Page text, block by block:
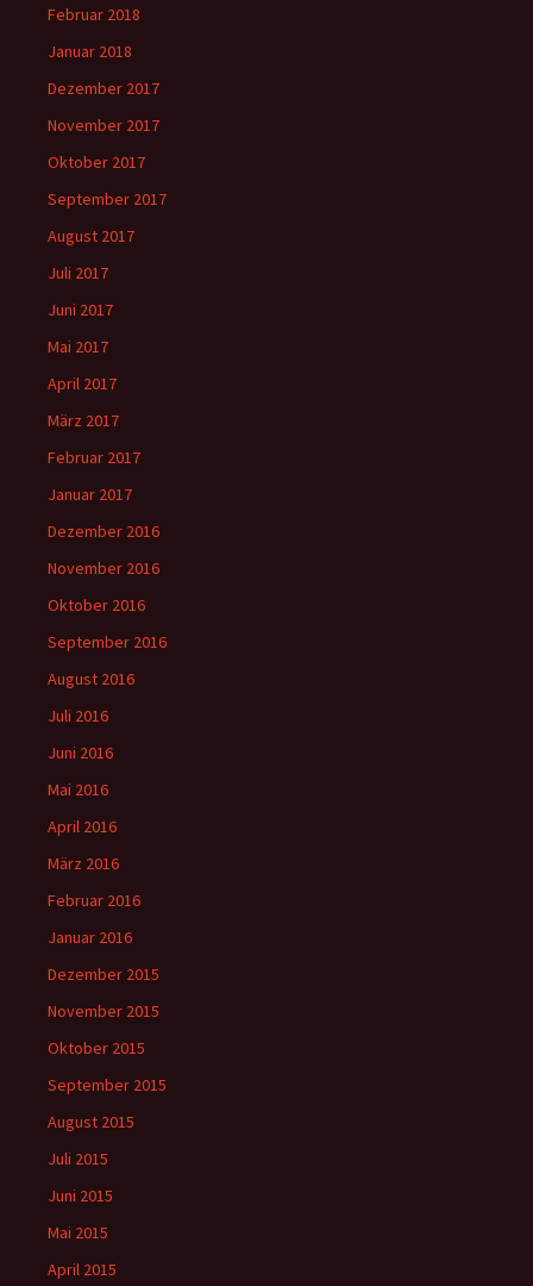
Februar 2018
Januar 2018
Dezember 2017
November 2017
Oktober 2017
September 2017
August 2017
Juli 2017
Juni 2017
Mai 2017
April 2017
März 2017
Februar 2017
Januar 2017
Dezember 2016
November 2016
Oktober 2016
September 2016
August 2016
Juli 2016
Juni 2016
Mai 2016
April 2016
März 2016
Februar 2016
Januar 2016
Dezember 2015
November 2015
Oktober 2015
September 2015
August 2015
Juli 2015
Juni 2015
Mai 2015
April 2015